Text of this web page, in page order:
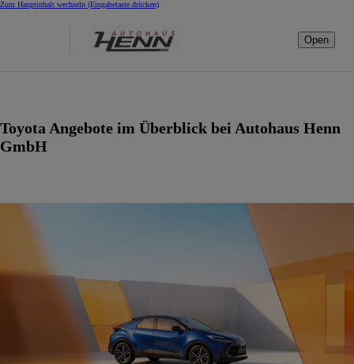
Zum Hauptinhalt wechseln (Eingabetaste drücken)
Open
Toyota Angebote im Überblick bei Autohaus Henn
GmbH